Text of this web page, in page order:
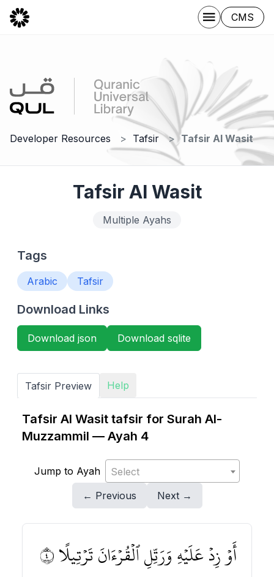
CMS
Developer Resources Tafsir Tafsir Al Wasit
Tafsir Al Wasit
Multiple Ayahs
Tags
Arabic Tafsir
Download Links
Download json Download sqlite
Tafsir Preview Help
Tafsir Al Wasit tafsir for Surah Al-
Muzzammil — Ayah 4
Jump to Ayah
Select
← Previous
Next →
أَوۡ زِدۡ عَلَيۡهِ وَرَتِّلِ ٱلۡقُرۡءَانَ تَرۡتِيلًا ٤